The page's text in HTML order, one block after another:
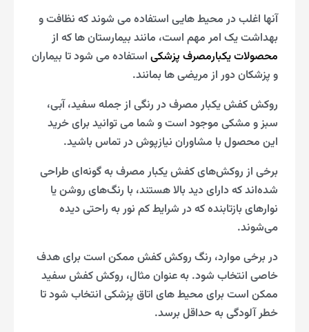
آنها اغلب در محیط هایی استفاده می شوند که نظافت و
بهداشت یک امر مهم است، مانند بیمارستان ها که از
محصولات یکبارمصرف پزشکی استفاده می شود تا بیماران
و پزشکان دور از مریضی ها بمانند.
روکش کفش یکبار مصرف در رنگی از جمله سفید، آبی،
سبز و مشکی موجود است و شما می توانید برای خرید
این محصول با مشاوران نیازپوش در تماس باشید.
برخی از روکش‌های کفش یکبار مصرف به گونه‌ای طراحی
شده‌اند که دارای دید بالا هستند، با رنگ‌های روشن یا
نوارهای بازتابنده که در شرایط کم نور به راحتی دیده
می‌شوند.
در برخی موارد، رنگ روکش کفش ممکن است برای هدف
خاصی انتخاب شود. به عنوان مثال، روکش کفش سفید
ممکن است برای محیط‌ های اتاق پزشکی انتخاب شود تا
خطر آلودگی به حداقل برسد.